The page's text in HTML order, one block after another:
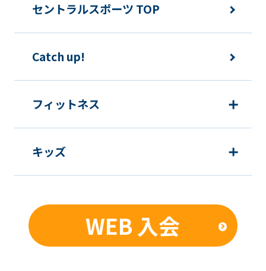
セントラルスポーツ TOP
Catch up!
フィットネス
キッズ
WEB 入会